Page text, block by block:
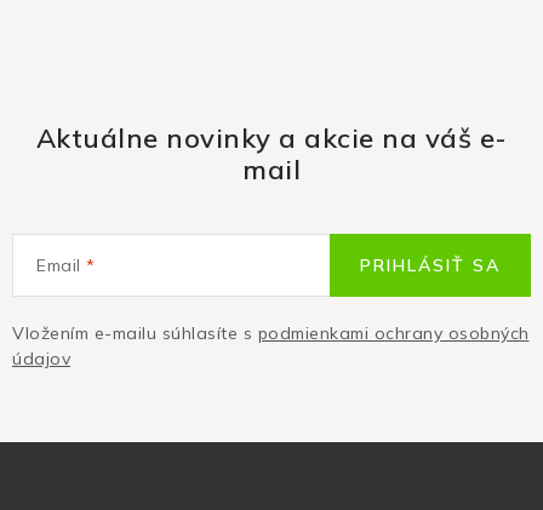
Aktuálne novinky a akcie na váš e-
mail
Email
Vložením e-mailu súhlasíte s podmienkami ochrany osobných
údajov
PRIHLÁSIŤ SA